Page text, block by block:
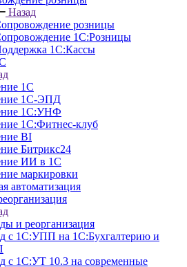
Назад
розницы
1С:Розницы
1С:Кассы
1С
1С-ЭПД
1С:УНФ
1С:Фитнес-клуб
BI
Битрикс24
ИИ в 1С
маркировки
автоматизация
и реорганизация
с 1С:УПП на 1С:Бухгалтерию и
с 1С:УТ 10.3 на современные